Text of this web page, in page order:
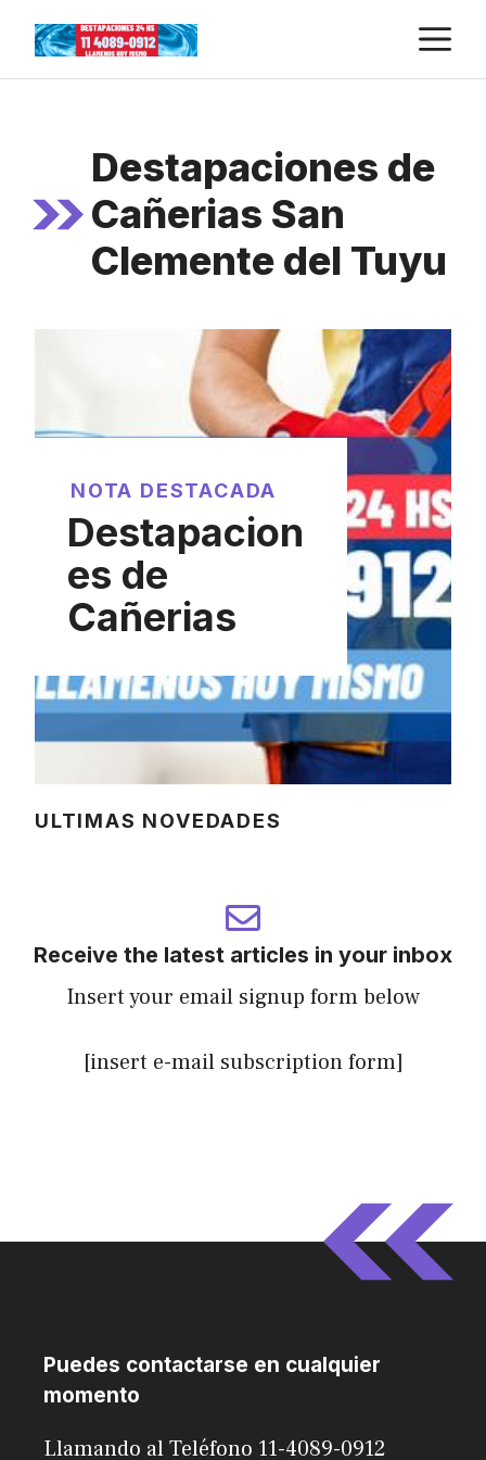
content
Destapaciones de
Cañerias San
Clemente del Tuyu
NOTA DESTACADA
Destapacion
es de
Cañerias
ULTIMAS NOVEDADES
Receive the latest articles in your inbox
Insert your email signup form below
[insert e-mail subscription form]
Puedes contactarse en cualquier
momento
Llamando al Teléfono 11-4089-0912